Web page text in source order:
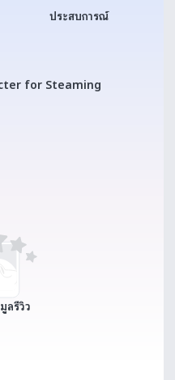
ประสบการณ์
for Steaming
ลรีวิว